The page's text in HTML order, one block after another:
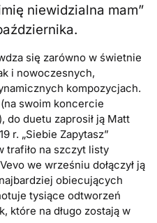
niewidzialna mam”
się zarówno w świetnie
i nowoczesnych,
kompozycjach.
(na swoim koncercie
do duetu zaprosił ją Matt
r. „Siebie Zapytasz”
trafiło na szczyt listy
we wrześniu dołączył ją
obiecujących
tysiące odtworzeń
które na długo zostają w